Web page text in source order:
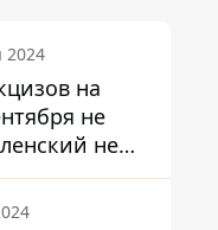
2024
на
не
не